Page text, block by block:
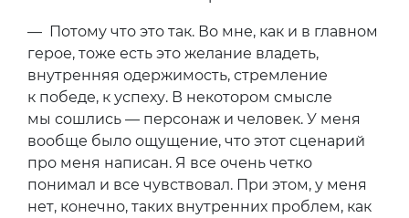
— Потому что это так. Во мне, как и в главном
герое, тоже есть это желание владеть,
внутренняя одержимость, стремление
к победе, к успеху. В некотором смысле
мы сошлись — персонаж и человек. У меня
вообще было ощущение, что этот сценарий
про меня написан. Я все очень четко
понимал и все чувствовал. При этом, у меня
нет, конечно, таких внутренних проблем, как